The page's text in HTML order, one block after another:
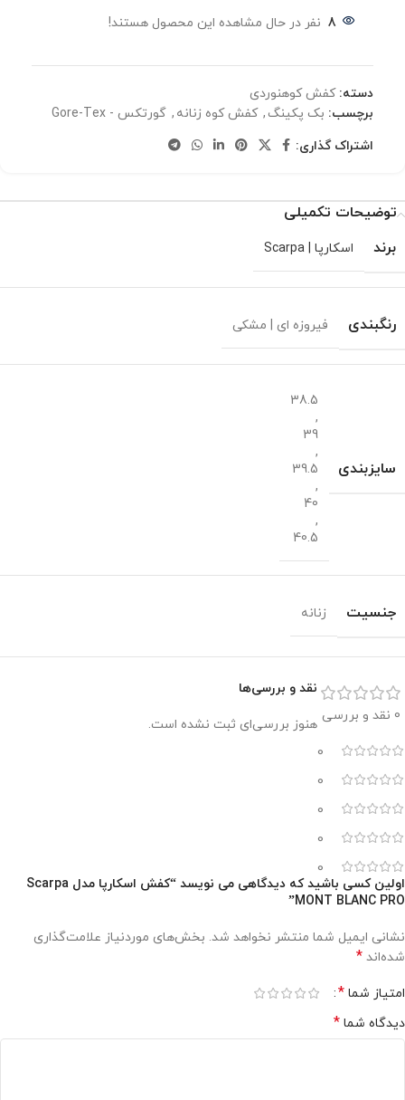
8 نفر در حال مشاهده این محصول هستند!
دسته: کفش کوهنوردی
برچسب: بک پکینگ , كفش كوه زنانه , گورتکس - Gore-Tex
اشتراک گذاری:
توضیحات تکمیلی
برند
اسکارپا | Scarpa
رنگبندی فیروزه ای | مشکی
سایزبندی
38.5
,
39
,
39.5
,
40
,
40.5
جنسیت زنانه
0 نقد و بررسی
0
0
0
0
0
نقد و بررسی‌ها
هنوز بررسی‌ای ثبت نشده است.
اولین کسی باشید که دیدگاهی می نویسد “کفش اسکارپا مدل Scarpa
MONT BLANC PRO”
نشانی ایمیل شما منتشر نخواهد شد. بخش‌های موردنیاز علامت‌گذاری
شده‌اند *
امتیاز شما *
دیدگاه شما *